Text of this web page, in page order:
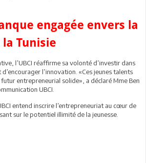
engagée envers la
Tunisie
l’UBCI réaffirme sa volonté d’investir dans
l’innovation. «Ces jeunes talents
entrepreneurial solide», a déclaré Mme Ben
UBCI.
entend inscrire l’entrepreneuriat au cœur de
sur le potentiel illimité de la jeunesse.